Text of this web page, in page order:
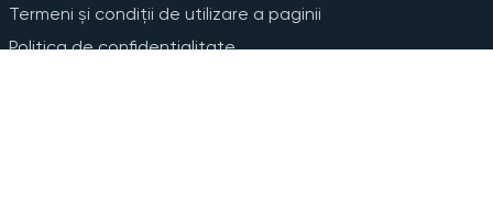
Termeni și condiții de utilizare a paginii
Politica de confidențialitate